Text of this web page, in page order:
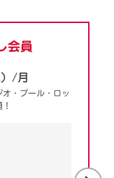
会員
）/月
・プール・ロッ